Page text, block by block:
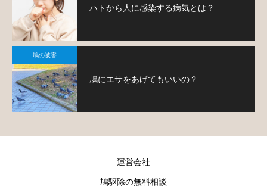
ハトから人に感染する病気とは？
鳩の被害
鳩にエサをあげてもいいの？
運営会社
鳩駆除の無料相談